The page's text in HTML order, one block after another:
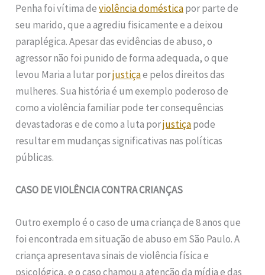
Penha foi vítima deviolência domésticapor parte de
seu marido, que a agrediu fisicamente e a deixou
paraplégica. Apesar das evidências de abuso, o
agressor não foi punido de forma adequada, o que
levou Maria a lutar porjustiçae pelos direitos das
mulheres. Sua história é um exemplo poderoso de
como a violência familiar pode ter consequências
devastadoras e de como a luta porjustiçapode
resultar em mudanças significativas nas políticas
públicas.
CASO DE VIOLÊNCIA CONTRA CRIANÇAS
Outro exemplo é o caso de uma criança de 8 anos que
foi encontrada em situação de abuso em São Paulo. A
criança apresentava sinais de violência física e
psicológica, e o caso chamou a atenção da mídia e das